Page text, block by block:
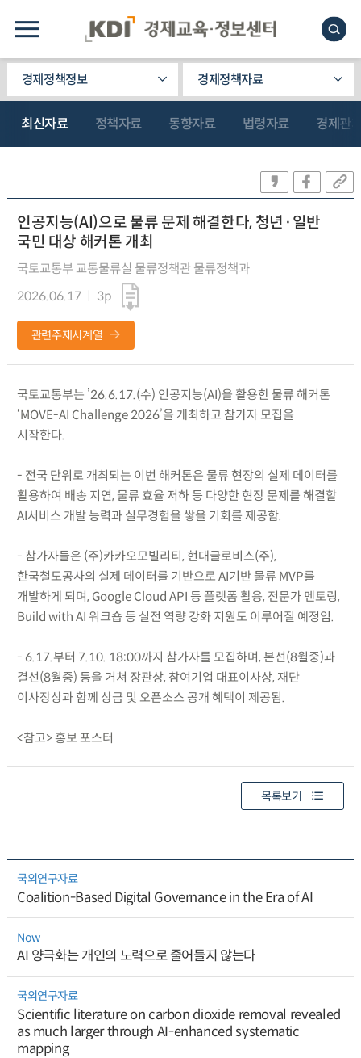
경제정책정보 경제정책자료
최신자료 정책자료 동향자료 법령자료 경제관
인공지능(AI)으로 물류 문제 해결한다, 청년·일반
국민 대상 해커톤 개최
국토교통부 교통물류실 물류정책관 물류정책과
2026.06.17
3p
관련주제시계열
국토교통부는 ’26.6.17.(수) 인공지능(AI)을 활용한 물류 해커톤
‘MOVE-AI Challenge 2026’을 개최하고 참가자 모집을
시작한다.
- 전국 단위로 개최되는 이번 해커톤은 물류 현장의 실제 데이터를
활용하여 배송 지연, 물류 효율 저하 등 다양한 현장 문제를 해결할
AI서비스 개발 능력과 실무경험을 쌓을 기회를 제공함.
- 참가자들은 (주)카카오모빌리티, 현대글로비스(주),
한국철도공사의 실제 데이터를 기반으로 AI기반 물류 MVP를
개발하게 되며, Google Cloud API 등 플랫폼 활용, 전문가 멘토링,
Build with AI 워크숍 등 실전 역량 강화 지원도 이루어질 예정임.
- 6.17.부터 7.10. 18:00까지 참가자를 모집하며, 본선(8월중)과
결선(8월중) 등을 거쳐 장관상, 참여기업 대표이사상, 재단
이사장상과 함께 상금 및 오픈소스 공개 혜택이 제공됨.
<참고> 홍보 포스터
목록보기
국외연구자료
Coalition-Based Digital Governance in the Era of AI
Now
AI 양극화는 개인의 노력으로 줄어들지 않는다
국외연구자료
Scientific literature on carbon dioxide removal revealed
as much larger through AI-enhanced systematic
mapping